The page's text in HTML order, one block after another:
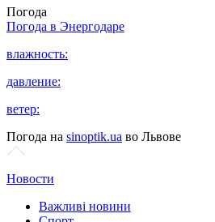
Погода
Погода в Энергодаре
влажность:
давление:
ветер:
Погода на sinoptik.ua во Львове
Новости
Важливі новини